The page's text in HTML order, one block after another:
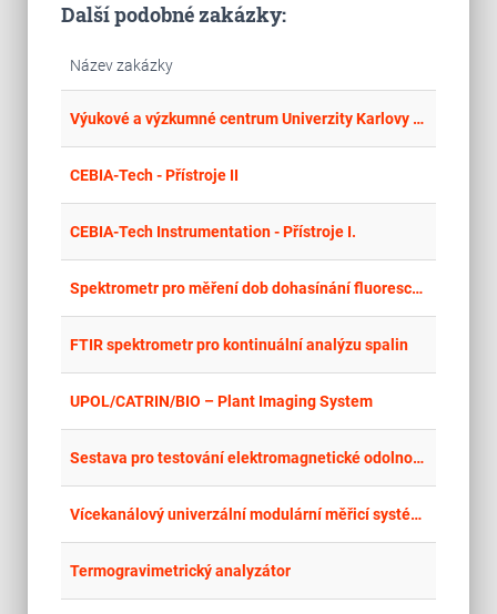
Další podobné zakázky:
Název zakázky
Výukové a výzkumné centrum Univerzity Karlovy v Hradci Králové – přístrojové vybavení
CEBIA-Tech - Přístroje II
CEBIA-Tech Instrumentation - Přístroje I.
Spektrometr pro měření dob dohasínání fluorescence se superkontinuálním laserem
FTIR spektrometr pro kontinuální analýzu spalin
UPOL/CATRIN/BIO – Plant Imaging System
Sestava pro testování elektromagnetické odolnosti
Vícekanálový univerzální modulární měřicí systém (DAQ) pro synchronizovaná měření mechanických, teplotních a elektrických veličin
Termogravimetrický analyzátor